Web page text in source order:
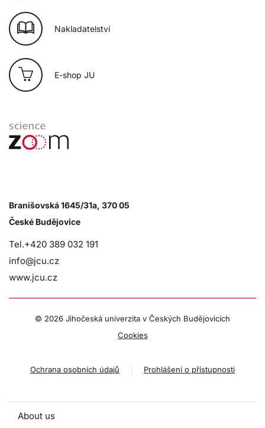
Nakladatelství
E-shop JU
Branišovská 1645/31a, 370 05
České Budějovice
Tel.+420 389 032 191
info@jcu.cz
www.jcu.cz
© 2026 Jihočeská univerzita v Českých Budějovicích
Cookies
Ochrana osobních údajů Prohlášení o přístupnosti
About us